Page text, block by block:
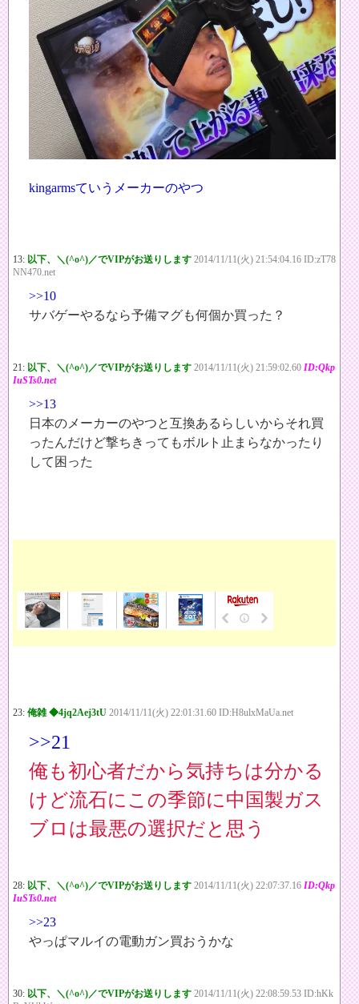
kingarmsていうメーカーのやつ
13: 以下、＼(^o^)／でVIPがお送りします 2014/11/11(火) 21:54:04.16 ID:zT78
NN470.net
>>10
サバゲーやるなら予備マグも何個か買った？
21: 以下、＼(^o^)／でVIPがお送りします 2014/11/11(火) 21:59:02.60 ID:Qkp
IuSTs0.net
>>13
日本のメーカーのやつと互換あるらしいからそれ買
ったんだけど撃ちきってもボルト止まらなかったり
して困った
23: 俺雑 ◆4jq2Aej3tU 2014/11/11(火) 22:01:31.60 ID:H8ulxMaUa.net
>>21
俺も初心者だから気持ちは分かる
けど流石にこの季節に中国製ガス
ブロは最悪の選択だと思う
28: 以下、＼(^o^)／でVIPがお送りします 2014/11/11(火) 22:07:37.16 ID:Qkp
IuSTs0.net
>>23
やっぱマルイの電動ガン買おうかな
30: 以下、＼(^o^)／でVIPがお送りします 2014/11/11(火) 22:08:59.53 ID:hKk